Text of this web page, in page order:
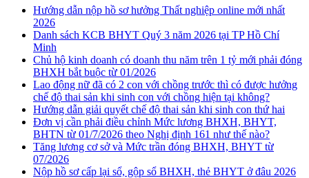
Hướng dẫn nộp hồ sơ hưởng Thất nghiệp online mới nhất
2026
Danh sách KCB BHYT Quý 3 năm 2026 tại TP Hồ Chí
Minh
Chủ hộ kinh doanh có doanh thu năm trên 1 tỷ mới phải đóng
BHXH bắt buộc từ 01/2026
Lao động nữ đã có 2 con với chồng trước thì có được hưởng
chế độ thai sản khi sinh con với chồng hiện tại không?
Hướng dẫn giải quyết chế độ thai sản khi sinh con thứ hai
Đơn vị cần phải điều chỉnh Mức lương BHXH, BHYT,
BHTN từ 01/7/2026 theo Nghị định 161 như thế nào?
Tăng lương cơ sở và Mức trần đóng BHXH, BHYT từ
07/2026
Nộp hồ sơ cấp lại sổ, gộp sổ BHXH, thẻ BHYT ở đâu 2026